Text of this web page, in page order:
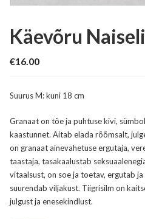
Käevõru
€16.00
Suurus M: kuni 18 cm
Granaat on tõe ja puhtuse kivi,
kaastunnet. Aitab elada rõõmsalt,
on granaat ainevahetuse ergutaja,
taastaja, tasakaalustab
vitaalsust, on soe ja toetav, ergutab
suurendab viljakust. Tiigrisilm on
julgust ja enesekindlust.